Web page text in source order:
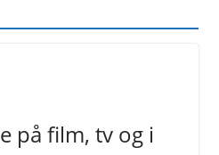
på film, tv og i